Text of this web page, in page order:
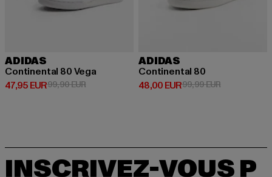
ADIDAS
Continental 80 Vega
47,95 EUR
Prix courant: 47,95 EUR
99,90 EURPrix en promotion: 99,90 EUR
ADIDAS
Continental 80
48,00 EUR
Prix courant: 48,00 EUR
99,99 EURPrix en
INSCRIVEZ-VOUS P